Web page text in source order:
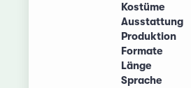
Kostüme
Ausstattung
Produktion
Formate
Länge
Sprache